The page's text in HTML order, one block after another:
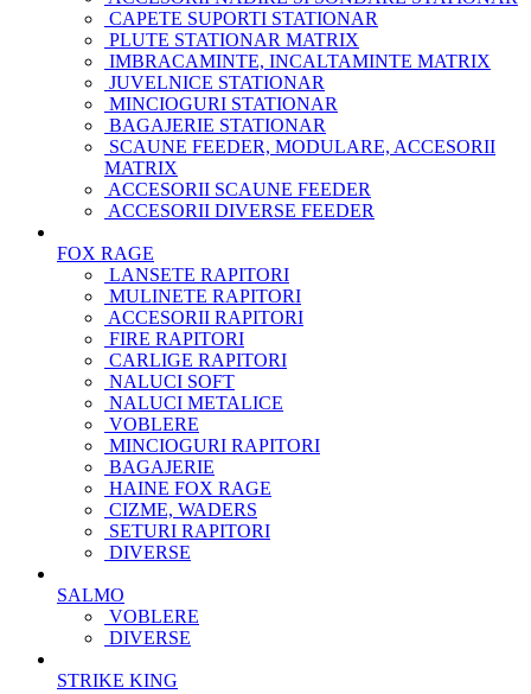
CAPETE SUPORTI STATIONAR
PLUTE STATIONAR MATRIX
IMBRACAMINTE, INCALTAMINTE MATRIX
JUVELNICE STATIONAR
MINCIOGURI STATIONAR
BAGAJERIE STATIONAR
SCAUNE FEEDER, MODULARE, ACCESORII
MATRIX
ACCESORII SCAUNE FEEDER
ACCESORII DIVERSE FEEDER
FOX RAGE
LANSETE RAPITORI
MULINETE RAPITORI
ACCESORII RAPITORI
FIRE RAPITORI
CARLIGE RAPITORI
NALUCI SOFT
NALUCI METALICE
VOBLERE
MINCIOGURI RAPITORI
BAGAJERIE
HAINE FOX RAGE
CIZME, WADERS
SETURI RAPITORI
DIVERSE
SALMO
VOBLERE
DIVERSE
STRIKE KING